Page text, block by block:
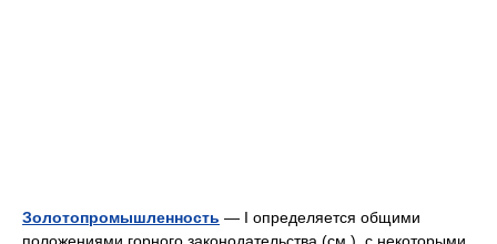
Золотопромышленность — I определяется общими